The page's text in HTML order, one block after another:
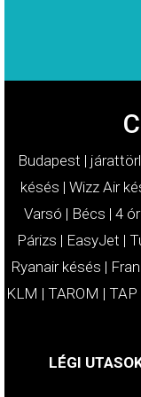
Budapest |
késés | Wizz Air
Varsó | Bécs | 4
Párizs | EasyJet |
Ryanair késés |
KLM | TAROM | TAP
LÉGI